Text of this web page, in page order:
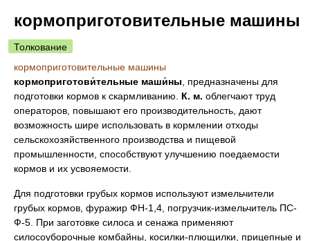
кормоприготовительные машины
Толкование
кормоприготовительные машины
кормоприготови́тельные маши́ны , предназначены для
подготовки кормов к скармливанию. К. м. облегчают труд
операторов, повышают его производительность, дают
возможность шире использовать в кормлении отходы
сельскохозяйственного производства и пищевой
промышленности, способствуют улучшению поедаемости
кормов и их усвояемости.
Для подготовки грубых кормов используют измельчители
грубых кормов, фуражир ФН-1,4, погрузчик-измельчитель ПС-
Ф-5. При заготовке силоса и сенажа применяют
силосоуборочные комбайны, косилки-плющилки, прицепные и